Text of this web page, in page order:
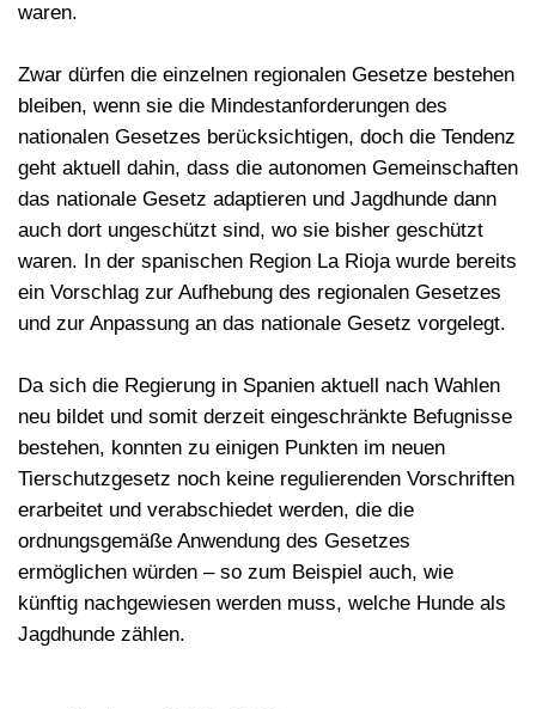
waren.
Zwar dürfen die einzelnen regionalen Gesetze bestehen
bleiben, wenn sie die Mindestanforderungen des
nationalen Gesetzes berücksichtigen, doch die Tendenz
geht aktuell dahin, dass die autonomen Gemeinschaften
das nationale Gesetz adaptieren und Jagdhunde dann
auch dort ungeschützt sind, wo sie bisher geschützt
waren. In der spanischen Region La Rioja wurde bereits
ein Vorschlag zur Aufhebung des regionalen Gesetzes
und zur Anpassung an das nationale Gesetz vorgelegt.
Da sich die Regierung in Spanien aktuell nach Wahlen
neu bildet und somit derzeit eingeschränkte Befugnisse
bestehen, konnten zu einigen Punkten im neuen
Tierschutzgesetz noch keine regulierenden Vorschriften
erarbeitet und verabschiedet werden, die die
ordnungsgemäße Anwendung des Gesetzes
ermöglichen würden – so zum Beispiel auch, wie
künftig nachgewiesen werden muss, welche Hunde als
Jagdhunde zählen.